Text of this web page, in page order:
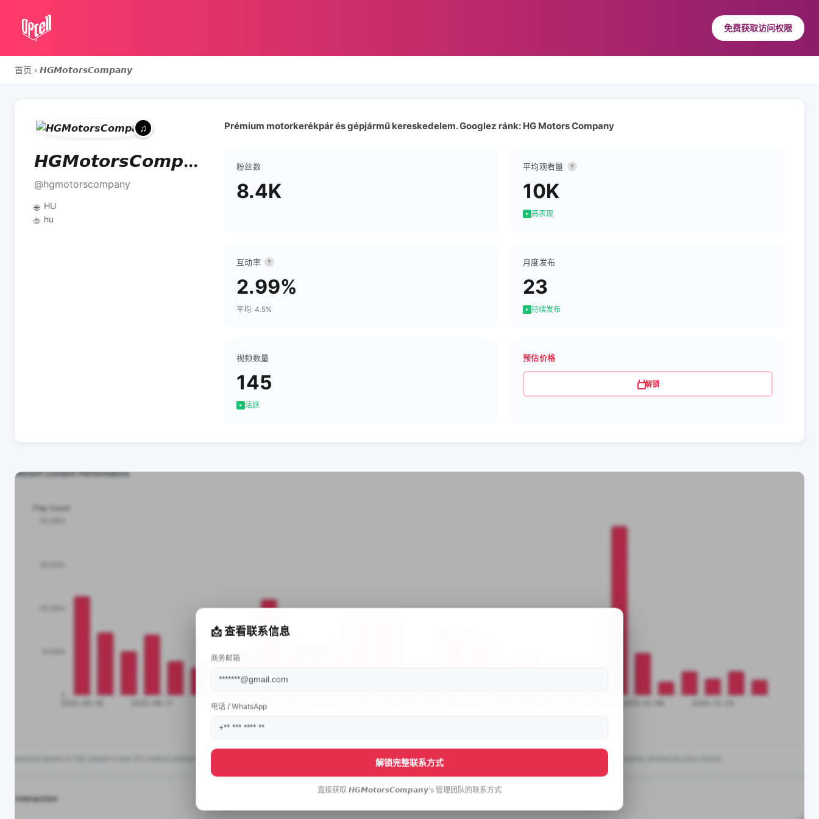
免费获取访问权限
首页 › 𝙃𝙂𝙈𝙤𝙩𝙤𝙧𝙨𝘾𝙤𝙢𝙥𝙖𝙣𝙮
𝙃𝙂𝙈𝙤𝙩𝙤𝙧𝙨𝘾𝙤𝙢𝙥...
@hgmotorscompany
🌐 HU
🌐 hu
Prémium motorkerékpár és gépjármű kereskedelem. Googlez ránk: HG Motors Company
粉丝数
8.4K
平均观看量 ?
10K
高表现
互动率 ?
2.99%
平均: 4.5%
月度发布
23
持续发布
视频数量
145
活跃
预估价格
解锁
📩 查看联系信息
商务邮箱
电话 / WhatsApp
解锁完整联系方式
直接获取 𝙃𝙂𝙈𝙤𝙩𝙤𝙧𝙨𝘾𝙤𝙢𝙥𝙖𝙣𝙮's 管理团队的联系方式